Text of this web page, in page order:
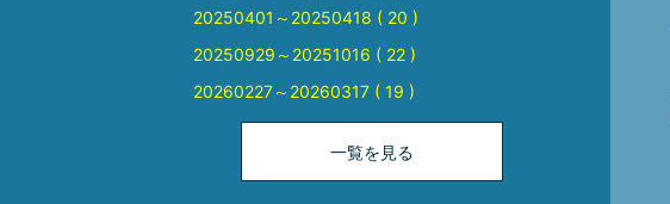
20250401～20250418 ( 20 )
20250929～20251016 ( 22 )
20260227～20260317 ( 19 )
一覧を見る